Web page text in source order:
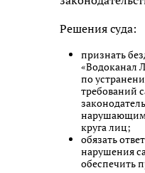
Решения суда:
признать
«Водоканал
по
требований
нарушающим
круга лиц;
обязать
нарушения
обеспечить